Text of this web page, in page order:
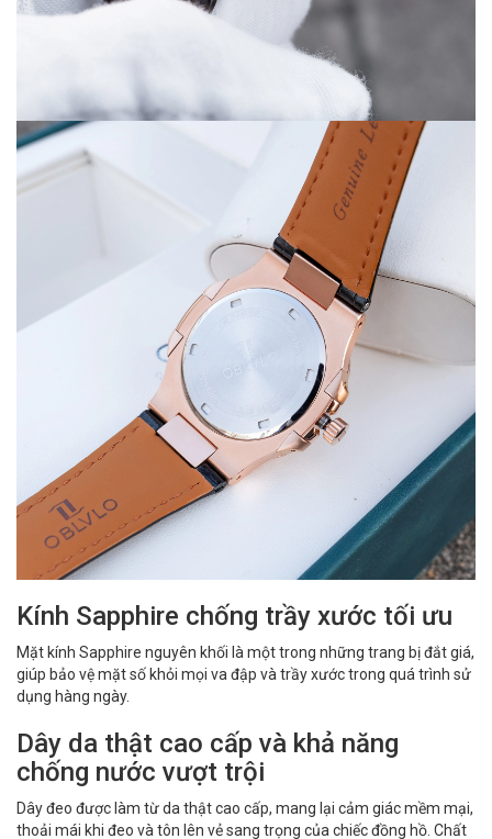
Kính Sapphire chống trầy xước tối ưu
Mặt kính Sapphire nguyên khối là một trong những trang bị đắt giá,
giúp bảo vệ mặt số khỏi mọi va đập và trầy xước trong quá trình sử
dụng hàng ngày.
Dây da thật cao cấp và khả năng
chống nước vượt trội
Dây đeo được làm từ da thật cao cấp, mang lại cảm giác mềm mại,
thoải mái khi đeo và tôn lên vẻ sang trọng của chiếc đồng hồ. Chất